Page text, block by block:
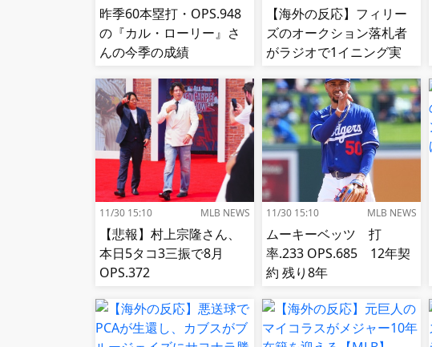
昨季60本塁打・OPS.948
の『カル・ローリー』さ
んの今季の成績
【海外の反応】フィリー
ズのオークション落札者
がラジオで1イニング実
11/30 15:10 MLB NEWS
【悲報】村上宗隆さん、
本日5タコ3三振で8月
OPS.372
11/30 15:10 MLB NEWS
ムーキーベッツ 打
率.233 OPS.685 12年契
約 残り8年